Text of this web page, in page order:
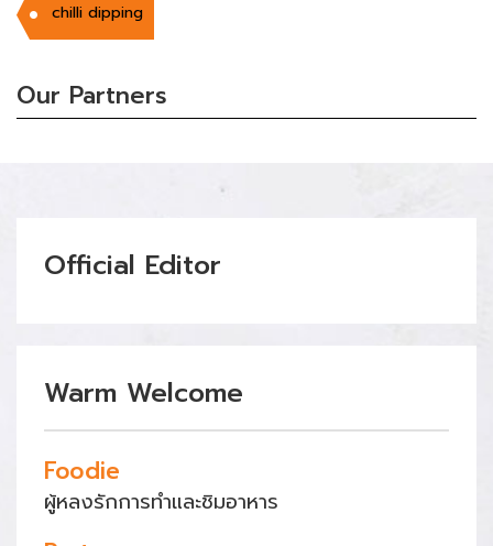
chilli dipping
Our Partners
Official Editor
Warm Welcome
Foodie
ผู้หลงรักการทำและชิมอาหาร